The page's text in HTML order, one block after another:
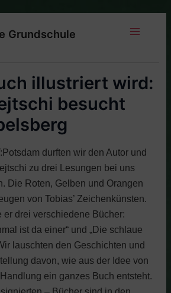
Grundschule
illustriert wird:
besucht
durften wir den Autor und
zu drei Lesungen bei uns
Die Roten, Gelben und Orangen
von Tobias’ Zeichenkünsten.
er drei verschiedene Bücher:
ist da einer“ und „Die schlaue
lauschten den Geschichten und
davon, wie aus der Idee von
ein ganzes Buch entsteht.